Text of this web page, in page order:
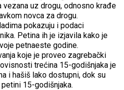
uz drogu, odnosno krađe
novca za drogu.
pokazuju i podaci
Petina ih je izjavila kako je
petnaeste godine.
koje je proveo zagrebački
trećina 15-godišnjaka je
i hašiš lako dostupni, dok su
15-godišnjaka.